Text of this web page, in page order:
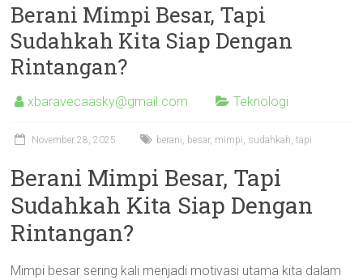
Berani Mimpi Besar, Tapi
Sudahkah Kita Siap Dengan
Rintangan?
xbaravecaasky@gmail.com Teknologi
November 28, 2025 berani, besar, mimpi, sudahkah,tapi
Berani Mimpi Besar, Tapi
Sudahkah Kita Siap Dengan
Rintangan?
Mimpi besar sering kali menjadi motivasi utama kita dalam